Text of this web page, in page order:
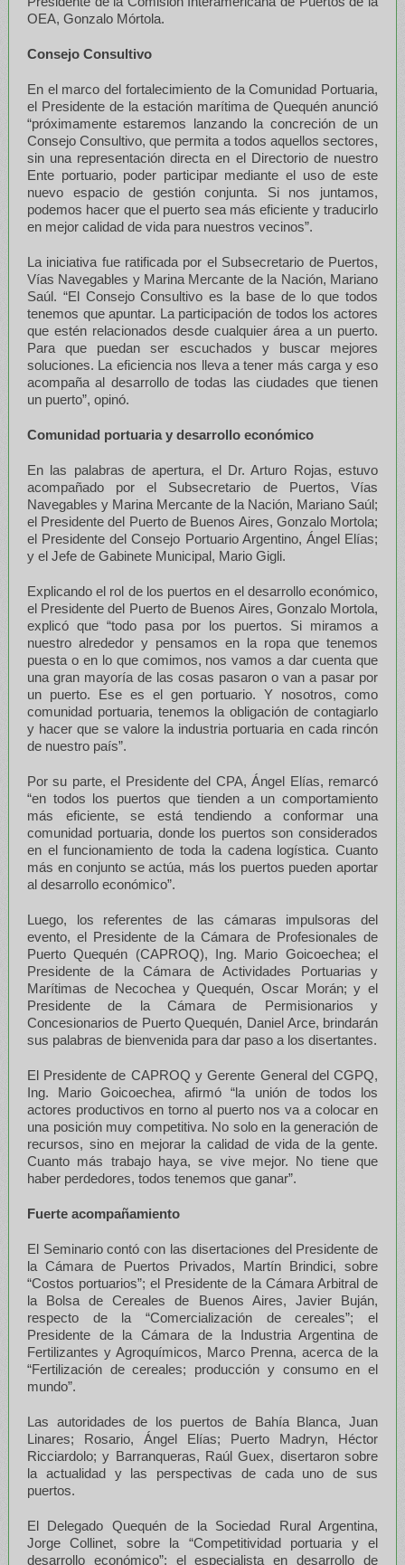
OEA, Gonzalo Mórtola.
Consejo Consultivo
En el marco del fortalecimiento de la Comunidad Portuaria,
el Presidente de la estación marítima de Quequén anunció
“próximamente estaremos lanzando la concreción de un
Consejo Consultivo, que permita a todos aquellos sectores,
sin una representación directa en el Directorio de nuestro
Ente portuario, poder participar mediante el uso de este
nuevo espacio de gestión conjunta. Si nos juntamos,
podemos hacer que el puerto sea más eficiente y traducirlo
en mejor calidad de vida para nuestros vecinos”.
La iniciativa fue ratificada por el Subsecretario de Puertos,
Vías Navegables y Marina Mercante de la Nación, Mariano
Saúl. “El Consejo Consultivo es la base de lo que todos
tenemos que apuntar. La participación de todos los actores
que estén relacionados desde cualquier área a un puerto.
Para que puedan ser escuchados y buscar mejores
soluciones. La eficiencia nos lleva a tener más carga y eso
acompaña al desarrollo de todas las ciudades que tienen
un puerto”, opinó.
Comunidad portuaria y desarrollo económico
En las palabras de apertura, el Dr. Arturo Rojas, estuvo
acompañado por el Subsecretario de Puertos, Vías
Navegables y Marina Mercante de la Nación, Mariano Saúl;
el Presidente del Puerto de Buenos Aires, Gonzalo Mortola;
el Presidente del Consejo Portuario Argentino, Ángel Elías;
y el Jefe de Gabinete Municipal, Mario Gigli.
Explicando el rol de los puertos en el desarrollo económico,
el Presidente del Puerto de Buenos Aires, Gonzalo Mortola,
explicó que “todo pasa por los puertos. Si miramos a
nuestro alrededor y pensamos en la ropa que tenemos
puesta o en lo que comimos, nos vamos a dar cuenta que
una gran mayoría de las cosas pasaron o van a pasar por
un puerto. Ese es el gen portuario. Y nosotros, como
comunidad portuaria, tenemos la obligación de contagiarlo
y hacer que se valore la industria portuaria en cada rincón
de nuestro país”.
Por su parte, el Presidente del CPA, Ángel Elías, remarcó
“en todos los puertos que tienden a un comportamiento
más eficiente, se está tendiendo a conformar una
comunidad portuaria, donde los puertos son considerados
en el funcionamiento de toda la cadena logística. Cuanto
más en conjunto se actúa, más los puertos pueden aportar
al desarrollo económico”.
Luego, los referentes de las cámaras impulsoras del
evento, el Presidente de la Cámara de Profesionales de
Puerto Quequén (CAPROQ), Ing. Mario Goicoechea; el
Presidente de la Cámara de Actividades Portuarias y
Marítimas de Necochea y Quequén, Oscar Morán; y el
Presidente de la Cámara de Permisionarios y
Concesionarios de Puerto Quequén, Daniel Arce, brindarán
sus palabras de bienvenida para dar paso a los disertantes.
El Presidente de CAPROQ y Gerente General del CGPQ,
Ing. Mario Goicoechea, afirmó “la unión de todos los
actores productivos en torno al puerto nos va a colocar en
una posición muy competitiva. No solo en la generación de
recursos, sino en mejorar la calidad de vida de la gente.
Cuanto más trabajo haya, se vive mejor. No tiene que
haber perdedores, todos tenemos que ganar”.
Fuerte acompañamiento
El Seminario contó con las disertaciones del Presidente de
la Cámara de Puertos Privados, Martín Brindici, sobre
“Costos portuarios”; el Presidente de la Cámara Arbitral de
la Bolsa de Cereales de Buenos Aires, Javier Buján,
respecto de la “Comercialización de cereales”; el
Presidente de la Cámara de la Industria Argentina de
Fertilizantes y Agroquímicos, Marco Prenna, acerca de la
“Fertilización de cereales; producción y consumo en el
mundo”.
Las autoridades de los puertos de Bahía Blanca, Juan
Linares; Rosario, Ángel Elías; Puerto Madryn, Héctor
Ricciardolo; y Barranqueras, Raúl Guex, disertaron sobre
la actualidad y las perspectivas de cada uno de sus
puertos.
El Delegado Quequén de la Sociedad Rural Argentina,
Jorge Collinet, sobre la “Competitividad portuaria y el
desarrollo económico”; el especialista en desarrollo de